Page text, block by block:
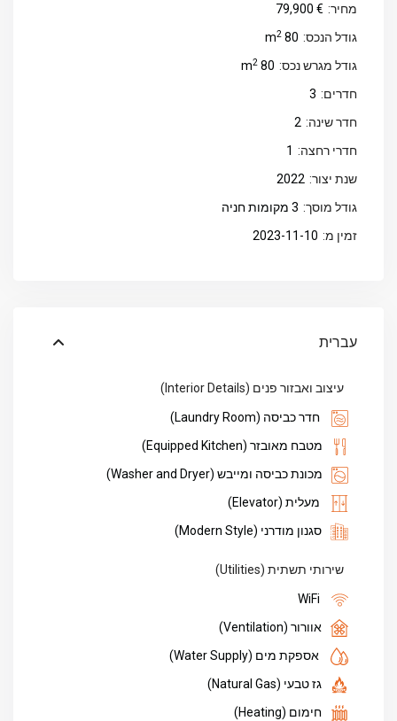
מחיר: € 79,900
גודל הנכס: 80 m
2
גודל מגרש נכס: 80 m
2
חדרים: 3
חדר שינה: 2
חדרי רחצה: 1
שנת יצור: 2022
גודל מוסך: 3 מקומות חניה
זמין מ: 2023-11-10
עברית
עיצוב ואבזור פנים (Interior Details)
חדר כביסה (Laundry Room)
מטבח מאובזר (Equipped Kitchen)
מכונת כביסה ומייבש (Washer and Dryer)
מעלית (Elevator)
סגנון מודרני (Modern Style)
שירותי תשתית (Utilities)
אוורור (Ventilation)
אספקת מים (Water Supply)
גז טבעי (Natural Gas)
חימום (Heating)